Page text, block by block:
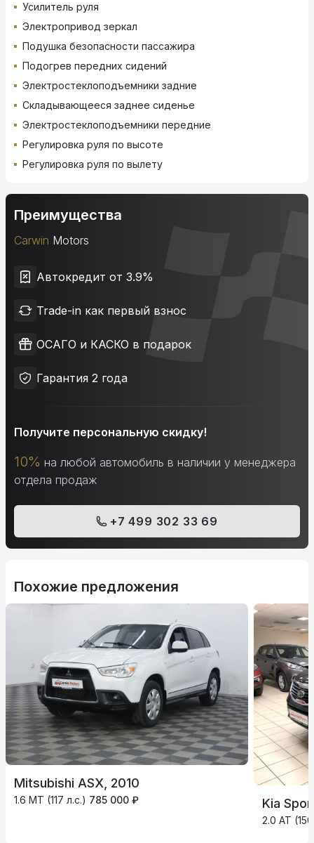
Усилитель руля
Электропривод зеркал
Подушка безопасности пассажира
Подогрев передних сидений
Электростеклоподъемники задние
Складывающееся заднее сиденье
Электростеклоподъемники передние
Регулировка руля по высоте
Регулировка руля по вылету
Преимущества
Carwin Motors
Автокредит от 3.9%
Trade-in как первый взнос
ОСАГО и КАСКО в подарок
Гарантия 2 года
Получите персональную скидку!
10% на любой автомобиль в наличии у менеджера
отдела продаж
+7 499 302 33 69
Похожие предложения
Mitsubishi ASX, 2010
1.6 MT (117 л.с.) 785 000 ₽ Kia
2.0 AT